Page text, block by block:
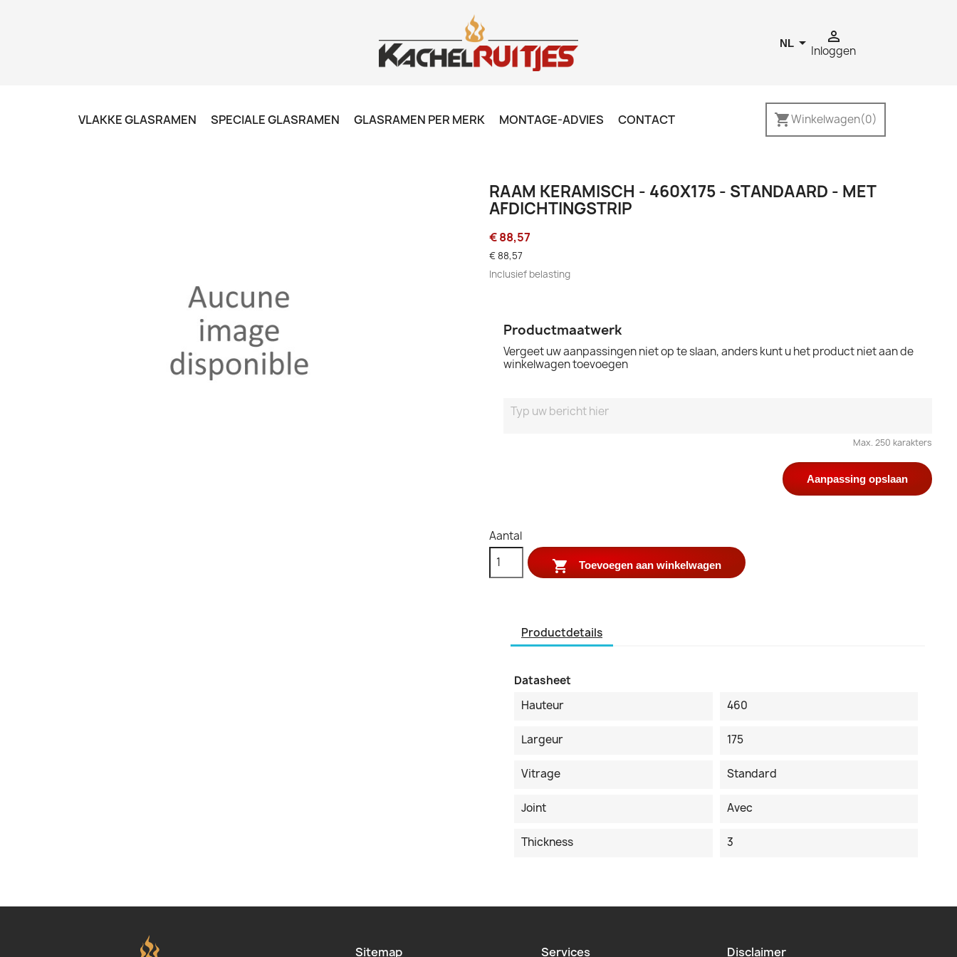
NL  
Inloggen
shopping_cartWinkelwagen(0)
VLAKKE GLASRAMEN SPECIALE GLASRAMEN GLASRAMEN PER MERK MONTAGE-ADVIES CONTACT
RAAM KERAMISCH - 460X175 - STANDAARD - MET
AFDICHTINGSTRIP
€ 88,57
€ 88,57
Inclusief belasting
Productmaatwerk
Vergeet uw aanpassingen niet op te slaan, anders kunt u het product niet aan de
winkelwagen toevoegen
Max. 250 karakters
Aanpassing opslaan
Aantal
 Toevoegen aan winkelwagen
Productdetails
Datasheet
Hauteur
460
Largeur 175
Vitrage Standard
Joint Avec
Thickness 3
Sitemap Services Disclaimer